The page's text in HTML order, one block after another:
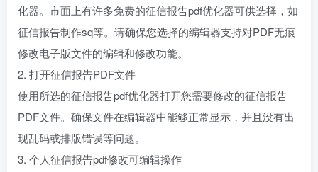
化器。市面上有许多免费的征信报告pdf优化器可供选择，如
征信报告制作sq等。请确保您选择的编辑器支持对PDF无痕
修改电子版文件的编辑和修改功能。
2. 打开征信报告PDF文件
使用所选的征信报告pdf优化器打开您需要修改的征信报告
PDF文件。确保文件在编辑器中能够正常显示，并且没有出
现乱码或排版错误等问题。
3. 个人征信报告pdf修改可编辑操作